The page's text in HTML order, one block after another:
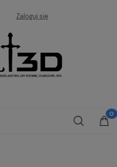
Zaloguj się